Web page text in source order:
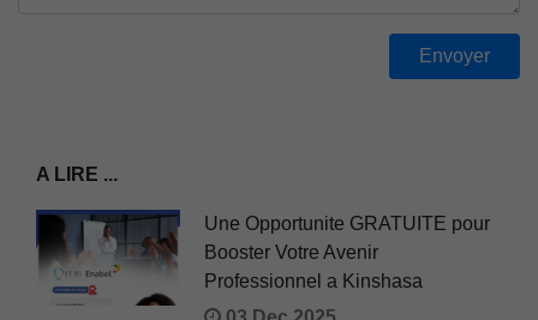
A LIRE ...
Une Opportunite GRATUITE pour
Booster Votre Avenir
Professionnel a Kinshasa